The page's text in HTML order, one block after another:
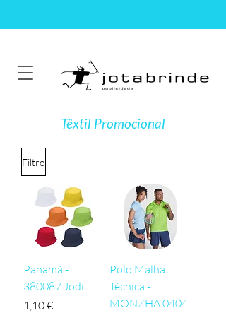
Têxtil Promocional
Filtro
Panamá -
380087 Jodi
Preço
1,10 €
Polo Malha
Técnica -
MONZHA 0404